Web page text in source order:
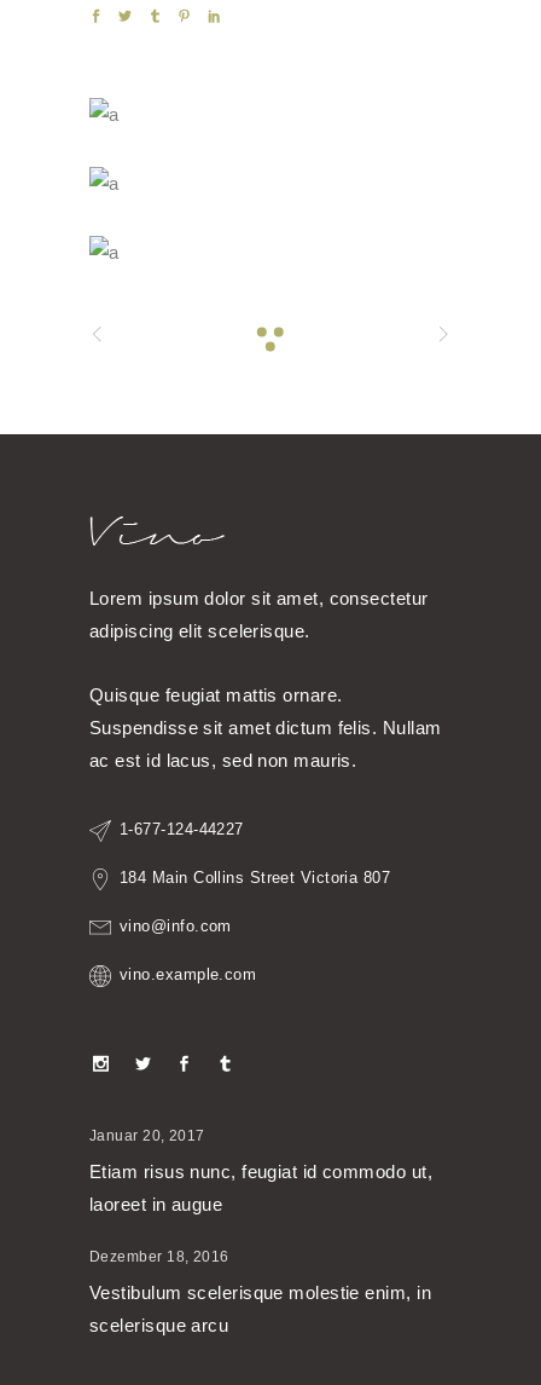
Lorem ipsum dolor sit amet, consectetur
adipiscing elit scelerisque.
Quisque feugiat mattis ornare.
Suspendisse sit amet dictum felis. Nullam
ac est id lacus, sed non mauris.
1-677-124-44227
184 Main Collins Street Victoria 807
vino@info.com
vino.example.com
Januar 20, 2017
Etiam risus nunc, feugiat id commodo ut,
laoreet in augue
Dezember 18, 2016
Vestibulum scelerisque molestie enim, in
scelerisque arcu